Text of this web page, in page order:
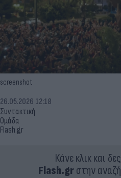
screenshot
Συντακτική
Ομάδα
Flash.gr
26.05.2026 12:18
Κάνε κλικ και
Flash.grστην